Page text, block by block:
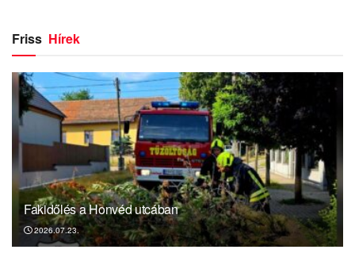
Friss Hírek
Fakidőlés a Honvéd utcában
2026.07.23.